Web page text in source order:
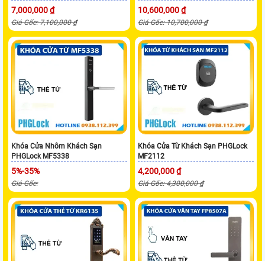
7,000,000 ₫
Giá Gốc: 7,100,000 ₫
10,600,000 ₫
Giá Gốc: 10,700,000 ₫
Khóa Cửa Nhôm Khách Sạn
PHGLock MF5338
5%-35%
Giá Gốc:
Khóa Cửa Từ Khách Sạn PHGLock
MF2112
4,200,000 ₫
Giá Gốc: 4,300,000 ₫